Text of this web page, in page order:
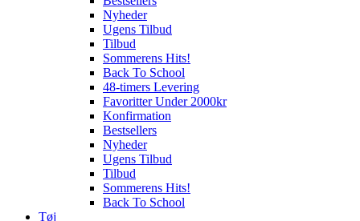
Nyheder
Ugens Tilbud
Tilbud
Sommerens Hits!
Back To School
48-timers Levering
Favoritter Under 2000kr
Konfirmation
Bestsellers
Nyheder
Ugens Tilbud
Tilbud
Sommerens Hits!
Back To School
Tøj